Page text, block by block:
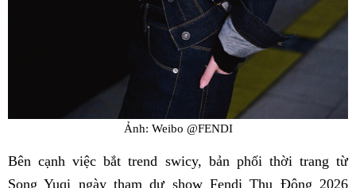
Ảnh: Weibo @FENDI
Bên cạnh việc bắt trend swicy, bản phối thời trang từ
Song Yuqi ngày tham dự show Fendi Thu Đông 2026